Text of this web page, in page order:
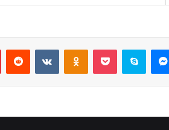
PinterestReddit VKontakteOdnoklassniki
Pocket Skype